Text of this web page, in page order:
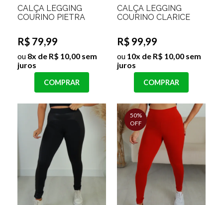
CALÇA LEGGING
COURINO PIETRA
R$ 79,99
ou 8x de R$ 10,00 sem
juros
COMPRAR
CALÇA LEGGING
COURINO CLARICE
R$ 99,99
ou 10x de R$ 10,00 sem
juros
COMPRAR
50%
OFF